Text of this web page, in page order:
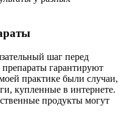
шаг перед
гарантируют
практике были случаи,
купленные в интернете.
продукты могут